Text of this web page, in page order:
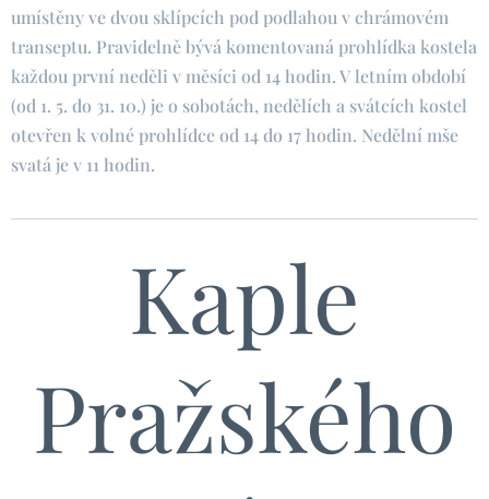
umístěny ve dvou sklípcích pod podlahou v chrámovém
transeptu. Pravidelně bývá komentovaná prohlídka kostela
každou první neděli v měsíci od 14 hodin. V letním období
(od 1. 5. do 31. 10.) je o sobotách, nedělích a svátcích kostel
otevřen k volné prohlídce od 14 do 17 hodin. Nedělní mše
svatá je v 11 hodin.
Kaple
Pražského